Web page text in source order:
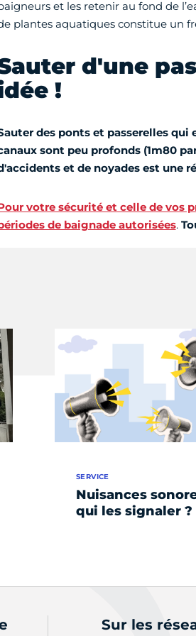
et les retenir au fond de
plantes aquatiques constitue un
d'une
!
des ponts et passerellesqui
sont peu profonds (1m80
et de noyades est une
votre sécurité et celle de vos
de baignade autorisées.
Nuisances
qui les signaler ?
SERVICE
Sur les